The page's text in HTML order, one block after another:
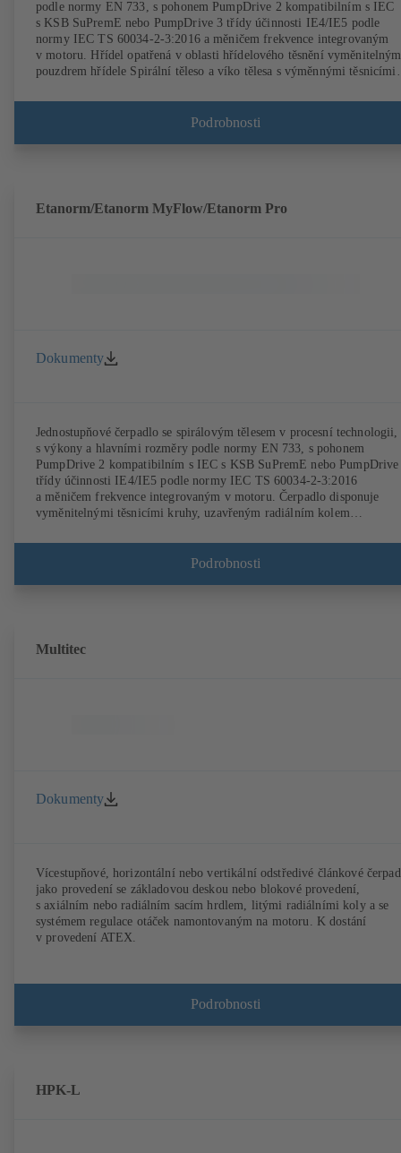
podle normy EN 733, s pohonem PumpDrive 2 kompatibilním s IEC
s KSB SuPremE nebo PumpDrive 3 třídy účinnosti IE4/IE5 podle
normy IEC TS 60034-2-3:2016 a měničem frekvence integrovaným
v motoru. Hřídel opatřená v oblasti hřídelového těsnění vyměnitelným
pouzdrem hřídele Spirální těleso a víko tělesa s výměnnými těsnicími
Upevňovací body vyhovují IEC 60072, rozměry pláště podle
DIN V 42673 (07-2011). K dostání v provedení ATEX. Daleko před
Podrobnosti
Etanorm/Etanorm MyFlow/Etanorm Pro
Dokumenty
Jednostupňové čerpadlo se spirálovým tělesem v procesní technologii,
s výkony a hlavními rozměry podle normy EN 733, s pohonem
PumpDrive 2 kompatibilním s IEC s KSB SuPremE nebo PumpDrive
třídy účinnosti IE4/IE5 podle normy IEC TS 60034-2-3:2016
a měničem frekvence integrovaným v motoru. Čerpadlo disponuje
vyměnitelnými těsnicími kruhy, uzavřeným radiálním kolem
mechanickými ucpávkami dle EN 12756, hřídelí s výměnným
ochranným pouzdrem v oblasti hřídelového těsnění. Procesní
směrnic ErP.
Podrobnosti
Multitec
Dokumenty
Vícestupňové, horizontální nebo vertikální odstředivé článkové
jako provedení se základovou deskou nebo blokové provedení,
s axiálním nebo radiálním sacím hrdlem, litými radiálními koly a se
systémem regulace otáček namontovaným na motoru. K dostání
v provedení ATEX.
Podrobnosti
HPK-L